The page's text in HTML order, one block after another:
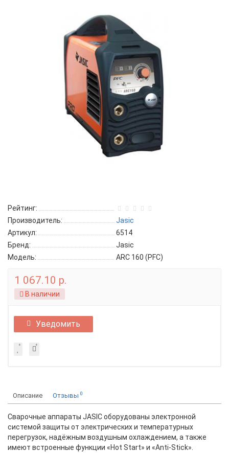
Рейтинг:
Производитель:
Jasic
Артикул:
6514
Бренд:
Jasic
Модель:
ARC 160 (PFC)
1 067.10 р.
В наличии
Уведомить
Описание Отзывы 0
Cварочные аппараты JASIC оборудованы электронной
системой защиты от электрических и температурных
перегрузок, надёжным воздушным охлаждением, а также
имеют встроенные функции «Hot Start» и «Anti-Stick».